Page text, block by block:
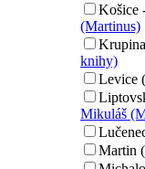
Košice
(Martinus)
knihy)
Levice
Mikuláš
Martin